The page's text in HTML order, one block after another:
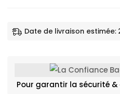
Date de livraison estimée:
Pour garantir la sécurité